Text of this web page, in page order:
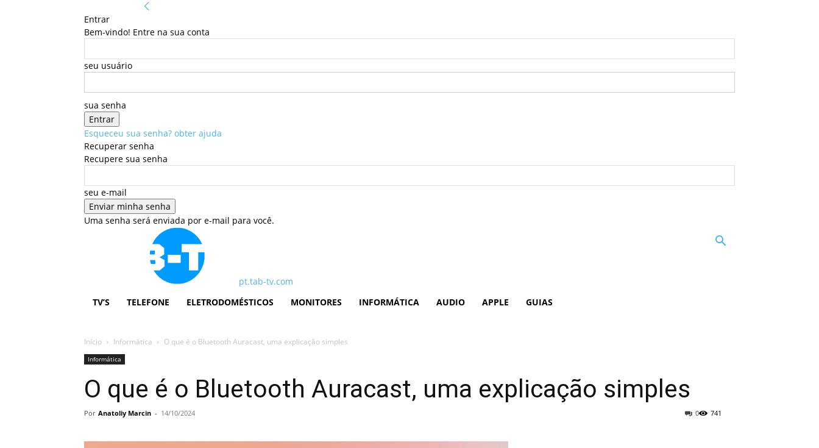
Entrar
Bem-vindo! Entre na sua conta
seu usuário
sua senha
Esqueceu sua senha? obter ajuda
Recuperar senha
Recupere sua senha
seu e-mail
Uma senha será enviada por e-mail para você.
pt.tab-tv.com
TV’S
TELEFONE ELETRODOMÉSTICOS MONITORES INFORMÁTICA AUDIO APPLE GUIAS
Início Informática O que é o Bluetooth Auracast, uma explicação simples
Informática
O que é o Bluetooth Auracast, uma explicação simples
Por Anatoliy Marcin - 14/10/2024 741
0